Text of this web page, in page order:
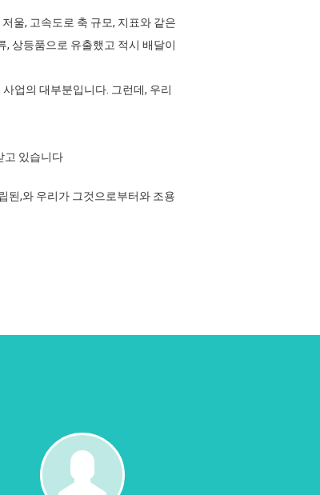
울, 고속도로 축 규모, 지표와 같은
, 상등품으로 유출했고 적시 배달이
업의 대부분입니다. 그런데, 우리
고 있습니다
된,와 우리가 그것으로부터와 조용